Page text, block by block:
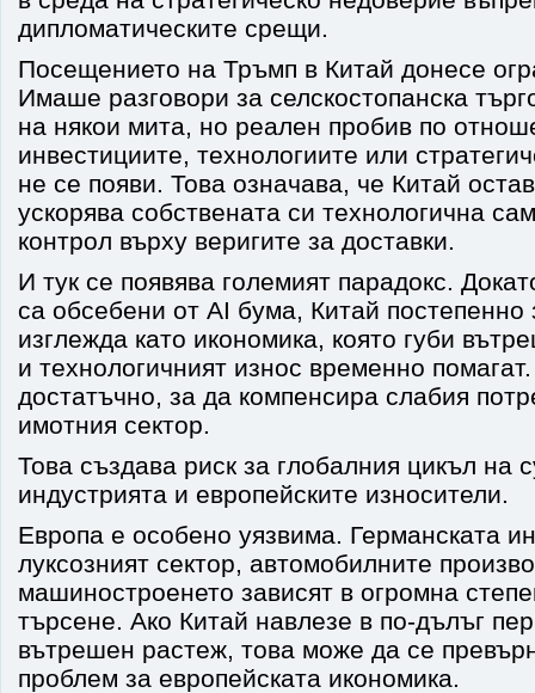
дипломатическите срещи.
Посещението на Тръмп в Китай донесе
Имаше разговори за селскостопанска
на някои мита, но реален пробив по
инвестициите, технологиите или
не се появи. Това означава, че Китай
ускорява собствената си технологична
контрол върху веригите за доставки.
И тук се появява големият парадокс.
са обсебени от AI бума, Китай постепенно
изглежда като икономика, която губи
и технологичният износ временно
достатъчно, за да компенсира слабия
имотния сектор.
Това създава риск за глобалния цикъл на
индустрията и европейските износители.
Европа е особено уязвима. Германската
луксозният сектор, автомобилните
машиностроенето зависят в огромна
търсене. Ако Китай навлезе в по-дълъг
вътрешен растеж, това може да се
проблем за европейската икономика.